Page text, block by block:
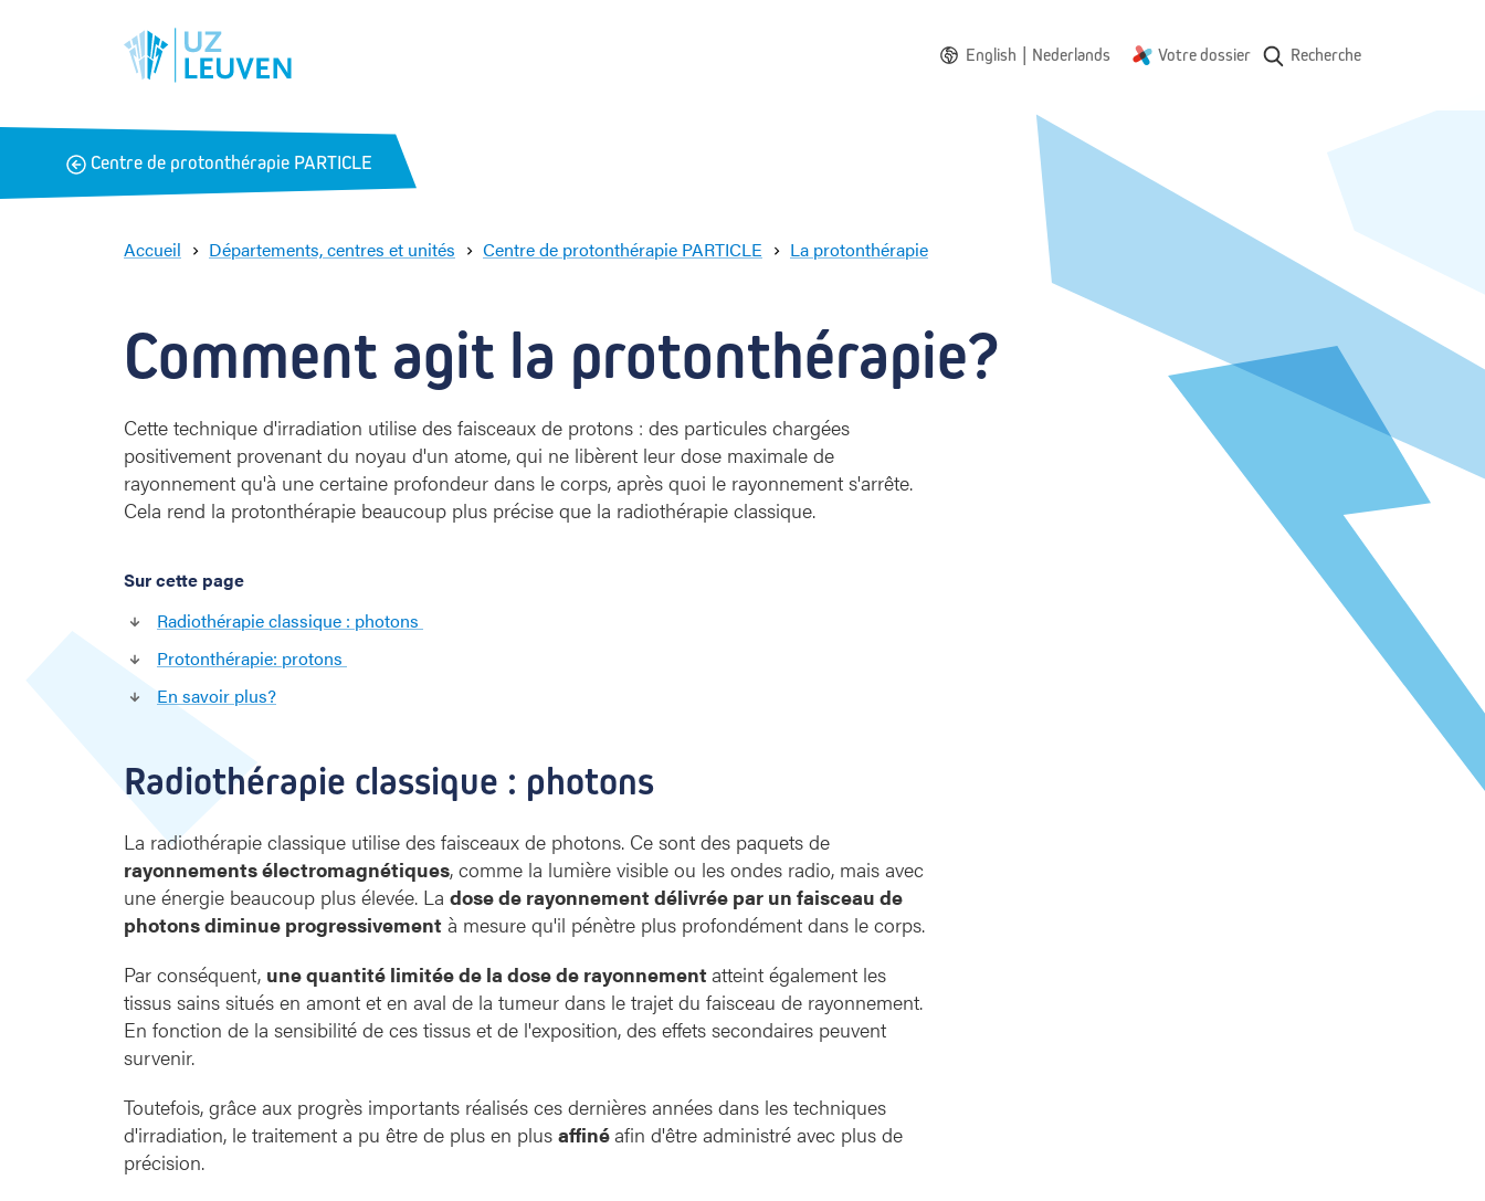
English | Nederlands Votre dossier Recherche
B
a
Centre de protonthérapie PARTICLE
Accueil Départements, centres et unités Centre de protonthérapie PARTICLE La protonthérapie
m
e
Comment agit la protonthérapie?
Cette technique d'irradiation utilise des faisceaux de protons : des particules chargées
positivement provenant du noyau d'un atome, qui ne libèrent leur dose maximale de
rayonnement qu'à une certaine profondeur dans le corps, après quoi le rayonnement s'arrête.
Cela rend la protonthérapie beaucoup plus précise que la radiothérapie classique.
Sur cette page
Radiothérapie classique : photons
Protonthérapie: protons
En savoir plus?
Radiothérapie classique : photons
La radiothérapie classique utilise des faisceaux de photons. Ce sont des paquets de
rayonnements électromagnétiques, comme la lumière visible ou les ondes radio, mais avec
une énergie beaucoup plus élevée. La dose de rayonnement délivrée par un faisceau de
photons diminue progressivement à mesure qu'il pénètre plus profondément dans le corps.
Par conséquent, une quantité limitée de la dose de rayonnement atteint également les
tissus sains situés en amont et en aval de la tumeur dans le trajet du faisceau de rayonnement.
En fonction de la sensibilité de ces tissus et de l'exposition, des effets secondaires peuvent
survenir.
Toutefois, grâce aux progrès importants réalisés ces dernières années dans les techniques
d'irradiation, le traitement a pu être de plus en plus affinéafin d'être administré avec plus de
précision.